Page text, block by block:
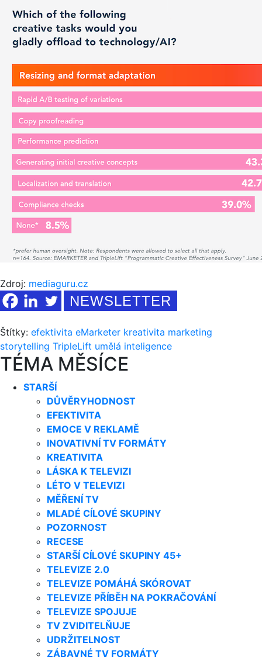
Zdroj: mediaguru.cz
NEWSLETTER
Štítky: efektivita eMarketer kreativita marketing
storytelling TripleLift umělá inteligence
TÉMA MĚSÍCE
STARŠÍ
DŮVĚRYHODNOST
EFEKTIVITA
EMOCE V REKLAMĚ
INOVATIVNÍ TV FORMÁTY
KREATIVITA
LÁSKA K TELEVIZI
LÉTO V TELEVIZI
MĚŘENÍ TV
MLADÉ CÍLOVÉ SKUPINY
POZORNOST
RECESE
STARŠÍ CÍLOVÉ SKUPINY 45+
TELEVIZE 2.0
TELEVIZE POMÁHÁ SKÓROVAT
TELEVIZE PŘÍBĚH NA POKRAČOVÁNÍ
TELEVIZE SPOJUJE
TV ZVIDITELŇUJE
UDRŽITELNOST
ZÁBAVNÉ TV FORMÁTY